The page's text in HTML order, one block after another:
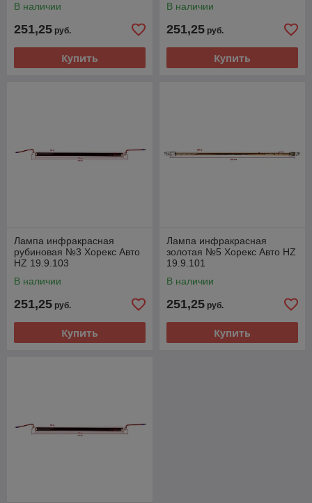
В наличии
251,25 руб.
Купить
В наличии
251,25 руб.
Купить
Лампа инфракрасная
рубиновая №3 Хорекс Авто
HZ 19.9.103
В наличии
251,25 руб.
Купить
Лампа инфракрасная
золотая №5 Хорекс Авто HZ
19.9.101
В наличии
251,25 руб.
Купить